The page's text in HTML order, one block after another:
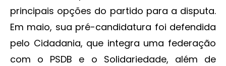
principais opções do partido para a disputa.
Em maio, sua pré-candidatura foi defendida
pelo Cidadania, que integra uma federação
com o PSDB e o Solidariedade, além de